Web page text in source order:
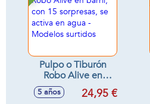
Pulpo o Tiburón
Robo Alive en
barril, con 15
sorpresas, se activa
5 años 24,95 €